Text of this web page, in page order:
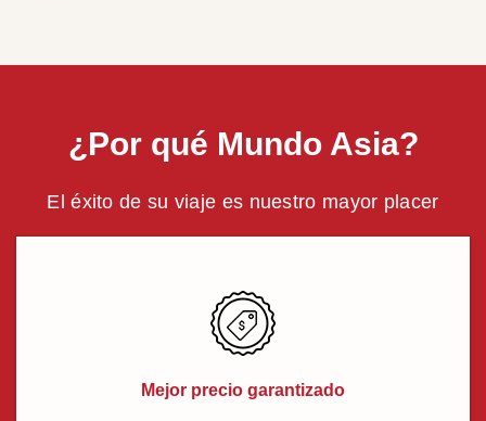
¿Por qué Mundo Asia?
El éxito de su viaje es nuestro mayor placer
Mejor precio garantizado